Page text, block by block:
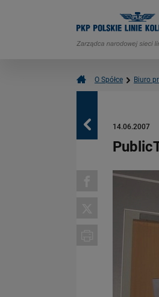
O Spółce Biuro
Powrót 14.06.2007